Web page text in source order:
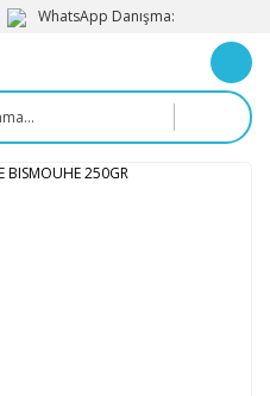
WhatsApp Danışma: